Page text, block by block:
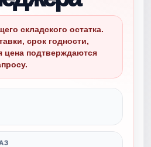
складского остатка.
срок годности,
цена подтверждаются